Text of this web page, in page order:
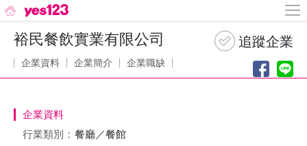
裕民餐飲實業有限公司
企業資料 企業簡介 企業職缺
企業資料
行業類別： 餐廳／餐館